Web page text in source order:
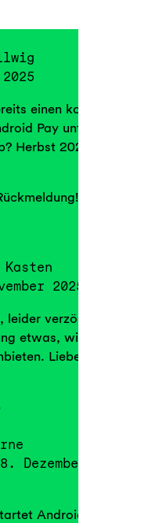
einen konkreten
Pay unterstützt
Herbst 2025 ist
Kasten
2025
verzögert sich
etwas, wir werden
Lieben Gruß
Dezember 2025
Android Pay?